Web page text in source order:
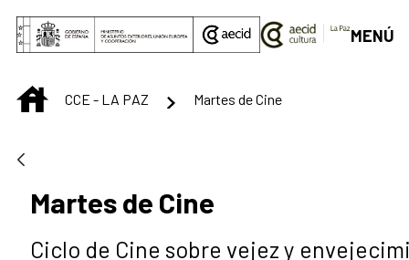
Saltar al contenido principal
MENÚ
INICIOCCE - LA PAZ Martes de Cine
Martes de Cine
Ciclo de Cine sobre vejez y